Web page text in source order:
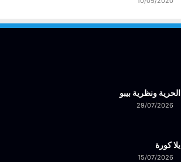
الحرية ونظرية بيبو
29/07/2026
يلا كورة
15/07/2026